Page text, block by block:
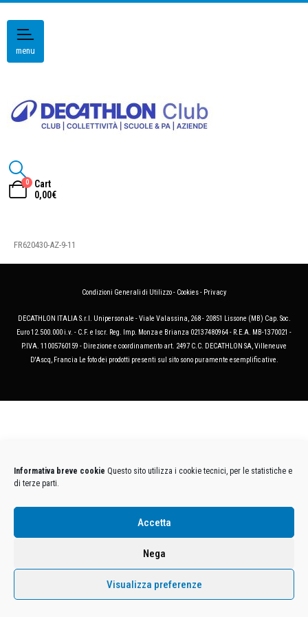
Informativa breve cookie Questo sito utilizza i cookie tecnici, per le statistiche e
di terze parti.
Accetta
Nega
Visualizza preferenze
menu
0
Cart
0,00€
FR620430-AZ-9-11
Condizioni Generali di Utilizzo- Cookies- Privacy
DECATHLON ITALIA S.r.l. Unipersonale - Viale Valassina, 268 - 20851 Lissone (MB) Cap. Soc.
Euro 12.500.000 i.v. - C.F. e Iscr. Reg. Imp. Monza e Brianza 02137480964 - R.E.A. MB-1370021 -
P.IVA. 11005760159 - Direzione e coordinamento art. 2497 C.C. DECATHLON SA, Villeneuve
D'Ascq, Francia Le foto dei prodotti presenti sul sito sono puramente esemplificative.